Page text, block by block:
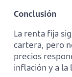
Conclusión
La renta fija
cartera, pero
precios
inflación y a la